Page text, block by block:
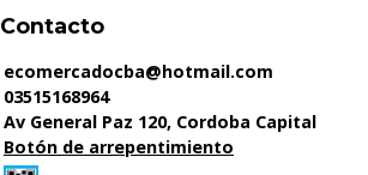
Contacto
ecomercadocba@hotmail.com
03515168964
Av General Paz 120, Cordoba Capital
Botón de arrepentimiento